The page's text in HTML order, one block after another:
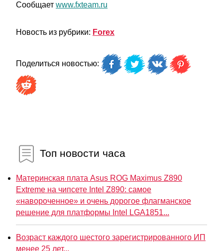
Сообщает www.fxteam.ru
Новость из рубрики: Forex
Поделиться новостью:
Топ новости часа
Материнская плата Asus ROG Maximus Z890
Extreme на чипсете Intel Z890: самое
«навороченное» и очень дорогое флагманское
решение для платформы Intel LGA1851...
Возраст каждого шестого зарегистрированного ИП
менее 25 лет...